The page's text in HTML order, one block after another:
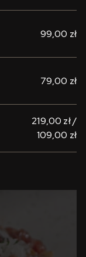
99,00 zł
79,00 zł
219,00 zł /
109,00 zł